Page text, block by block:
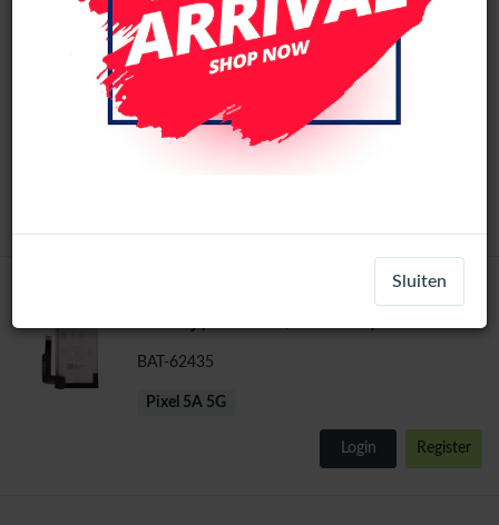
Google Pixel 5A 5G Origineel LCD Scherm
Zonder Frame (Alle kleuren)
LCD-21847
BAT-62435
Pixel 5A 5G
Login Register
Sluiten